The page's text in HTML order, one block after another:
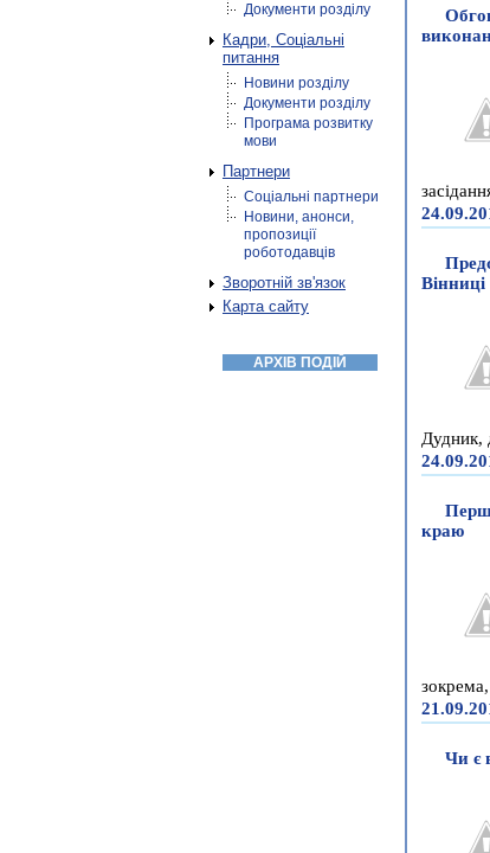
Документи розділу
Кадри, Соціальні
питання
Новини розділу
Документи розділу
Програма розвитку
мови
Партнери
Соціальні партнери
Новини, анонси,
пропозиції
роботодавців
Зворотній зв'язок
Карта сайту
АРХІВ ПОДІЙ
Вінниці
Дудник,
краю
Чи є